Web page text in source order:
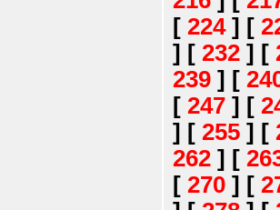
[ 224] [
] [ 232 ] [
239 ] [
[ 247 ] [
] [ 255 ] [
262 ] [
[ 270 ] [